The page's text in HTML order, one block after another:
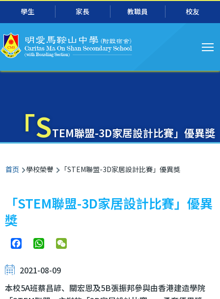
跳转到主要内容
學生 家長 教職員 校友
导
航
「STEM聯盟-3D家居設計比賽」優異獎
面
包
屑
首页 學校榮譽 「STEM聯盟-3D家居設計比賽」優異獎
「STEM聯盟-3D家居設計比賽」優異
獎
FacebookWhatsApp
2021-08-09
本校5A班蔡昌諺、關宏恩及5B張振邦參與由香港建造學院